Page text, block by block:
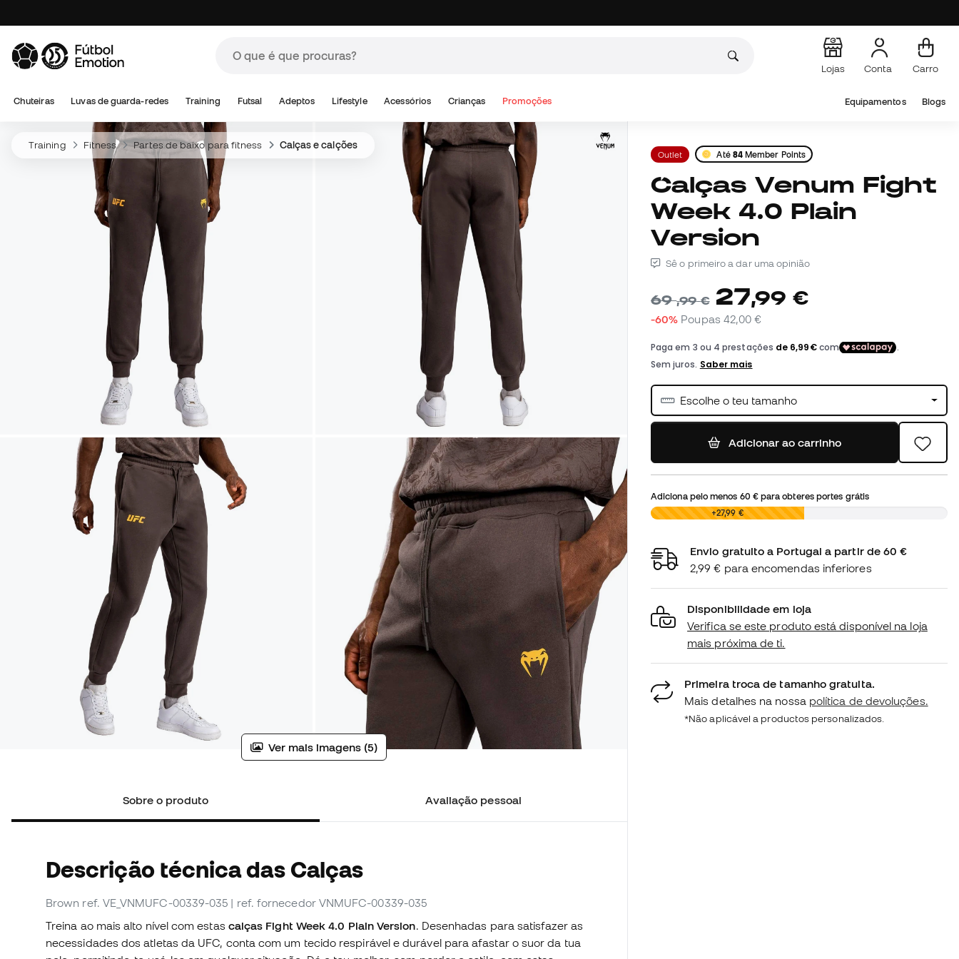
Lojas Conta Carro
Chuteiras Luvas de guarda-redes Training Futsal Adeptos Lifestyle Acessórios Crianças Promoções Equipamentos Blogs
Training Fitness Partes de baixo para fitness Calças e calções
Ver mais imagens (5)
Sobre o produto Avaliação pessoal
Descrição técnica das Calças
Brown ref. VE_VNMUFC-00339-035 | ref. fornecedor VNMUFC-00339-035
Treina ao mais alto nível com estas calças Fight Week 4.0 Plain Version. Desenhadas para satisfazer as
necessidades dos atletas da UFC, conta com um tecido respirável e durável para afastar o suor da tua
Outlet Até 84Member Points
Calças Venum Fight
Week 4.0 Plain
Version
Sê o primeiro a dar uma opinião
69,99 € 27,99 €
-60% Poupas 42,00 €
Escolhe o teu tamanho
Adicionar ao carrinho
Adiciona pelo menos 60 €para obteres portes grátis
0,00 € +27,99 €
Envio gratuito a Portugal a partir de 60 €
2,99 € para encomendas inferiores
Disponibilidade em loja
Verifica se este produto está disponível na loja
mais próxima de ti.
Primeira troca de tamanho gratuita.
Mais detalhes na nossa política de devoluções.
*Não aplicável a productos personalizados.